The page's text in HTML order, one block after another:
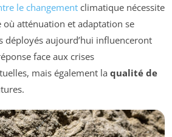
le changement climatique nécessite
où atténuation et adaptation se
déployés aujourd’hui influenceront
face aux crises
mais également la qualité de